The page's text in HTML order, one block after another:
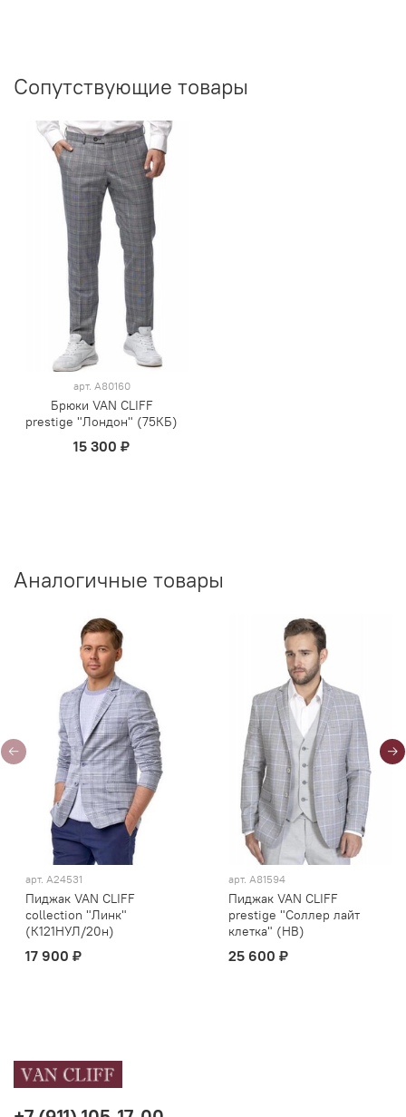
Сопутствующие товары
арт. А80160
Брюки VAN CLIFF
prestige "Лондон" (75КБ)
15 300 ₽
Аналогичные товары
арт. А24531
Пиджак VAN CLIFF
collection "Линк"
(К121НУЛ/20н)
17 900 ₽
арт. А81594
Пиджак VAN CLIFF
prestige "Соллер лайт
клетка" (HB)
25 600 ₽